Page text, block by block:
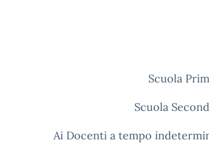
Scuola
Scuola
Ai Docenti a tempo